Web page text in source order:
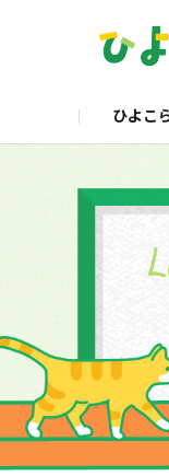
ひよこ
企